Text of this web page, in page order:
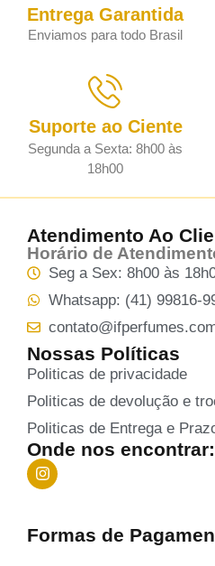
Entrega Garantida
Enviamos para todo Brasil
Suporte ao Ciente
Segunda a Sexta: 8h00 às
18h00
Atendimento Ao
Horário de
Seg a Sex: 8h00 às
Whatsapp: (41) 99816-
Nossas Políticas
Politicas de privacidade
Politicas de devolução e
Politicas de Entrega e
Onde nos encontrar:
Formas de